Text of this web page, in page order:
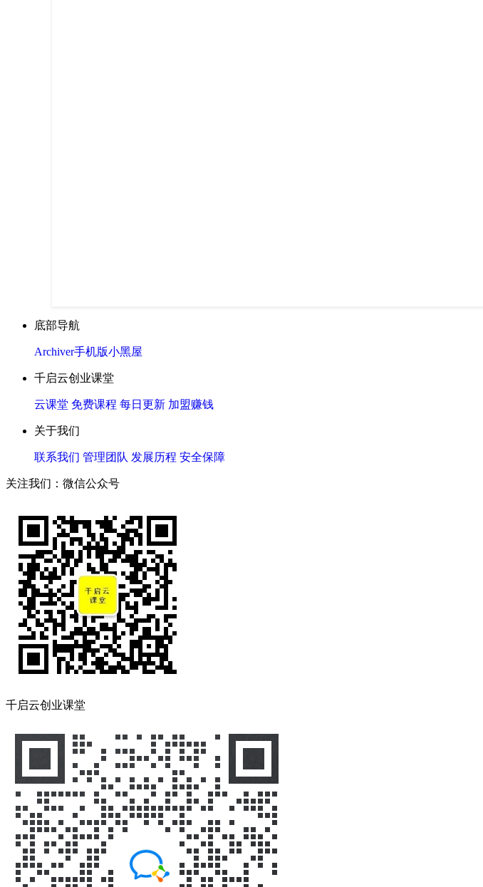
底部导航
Archiver手机版小黑屋
千启云创业课堂
云课堂 免费课程 每日更新 加盟赚钱
关于我们
联系我们 管理团队 发展历程 安全保障
关注我们：微信公众号
千启云创业课堂